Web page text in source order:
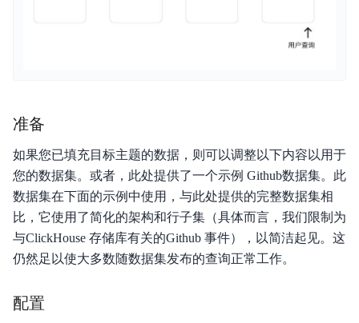
准备
如果您已填充目标主题的数据，则可以调整以下内容以用于
您的数据集。或者，此处提供了一个示例 Github数据集。此
数据集在下面的示例中使用，与此处提供的完整数据集相
比，它使用了简化的架构和行子集（具体而言，我们限制为
与ClickHouse 存储库有关的Github 事件），以简洁起见。这
仍然足以使大多数随数据集发布的查询正常工作。
配置